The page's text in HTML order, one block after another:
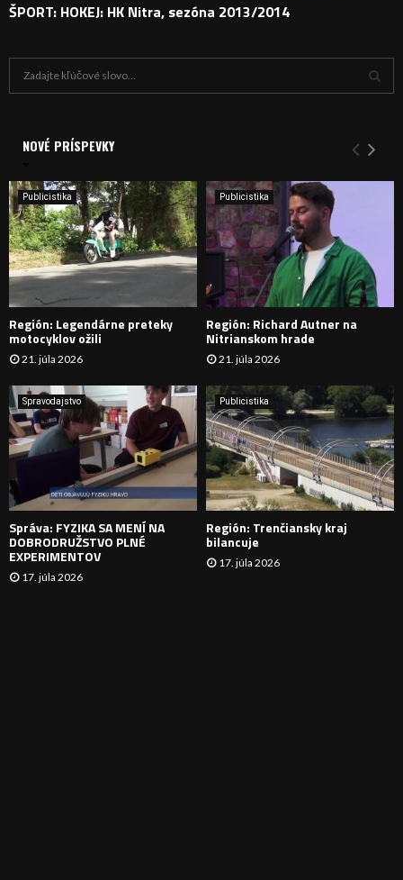
ŠPORT: HOKEJ: HK Nitra, sezóna 2013/2014
i
e
:
Y
H
D
A
N
I
E
NOVÉ PRÍSPEVKY
Publicistika
Región: Legendárne preteky
motocyklov ožili
21. júla 2026
Publicistika
Región: Richard Autner na
Nitrianskom hrade
21. júla 2026
Spravodajstvo
Správa: FYZIKA SA MENÍ NA
DOBRODRUŽSTVO PLNÉ
EXPERIMENTOV
17. júla 2026
Publicistika
Región: Trenčiansky kraj
bilancuje
17. júla 2026